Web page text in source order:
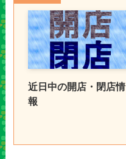
近日中の開店・閉店情
報